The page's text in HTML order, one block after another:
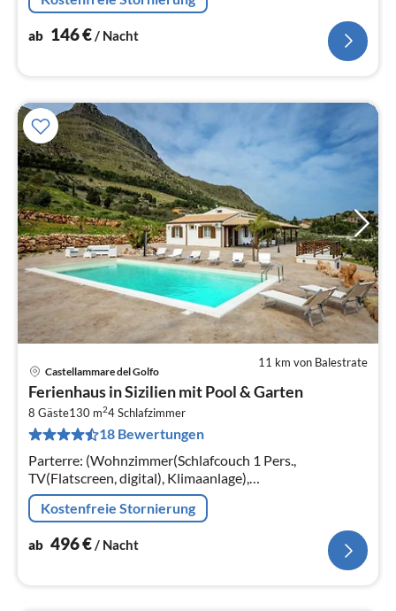
Schlafzimmer(Doppelbett)
ab 146€/ Nacht
11 km von Balestrate
Castellammare del Golfo
Ferienhaus in Sizilien mit Pool & Garten
8 Gäste130 m24Schlafzimmer
18 Bewertungen
Parterre: (Wohnzimmer(Schlafcouch 1 Pers.,
TV(Flatscreen, digital), Klimaanlage),
Wohnküche(Wasserkocher, Toaster, Kaffeemaschine,
Backofen, Mikrowelle, Kühl-/Gefrierkombination)
Kostenfreie Stornierung
ab 496€/ Nacht